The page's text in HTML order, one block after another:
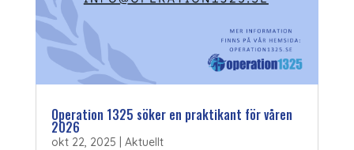
Operation 1325 söker en praktikant för våren
2026
okt 22, 2025
Aktuellt